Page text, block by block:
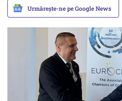
Urmărește-ne pe Google News